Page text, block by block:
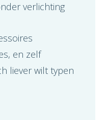
verlichting
en zelf
liever wilt typen